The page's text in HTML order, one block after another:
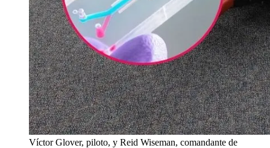
Víctor Glover, piloto, y Reid Wiseman, comandante de